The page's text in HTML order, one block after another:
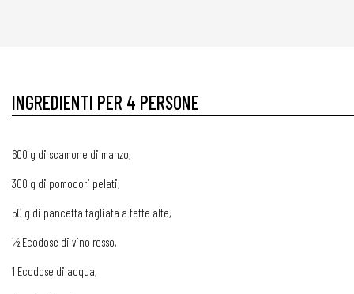
INGREDIENTI PER 4 PERSONE
600 g di scamone di manzo,
300 g di pomodori pelati,
50 g di pancetta tagliata a fette alte,
½ Ecodose di vino rosso,
1 Ecodose di acqua,